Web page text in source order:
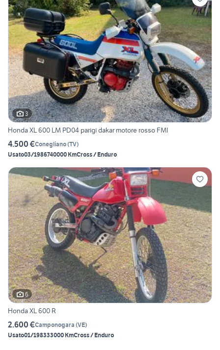
3
Honda XL 600 LM PD04 parigi dakar motore rosso FMI
4.500 €Conegliano(TV)
Usato03/1986740000 KmCross / Enduro
6
Honda XL 600 R
2.600 €Camponogara (VE)
Usato01/198333000 KmCross / Enduro